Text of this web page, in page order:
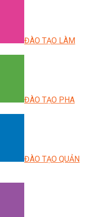
ĐÀO TẠO LÀM
ĐÀO TẠO PHA
ĐÀO TẠO QUẢN